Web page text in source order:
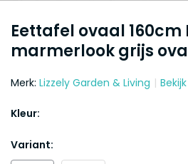
Eettafel ovaal 160cm
marmerlook grijs
Merk: Lizzely Garden & Living
Kleur:
Variant: